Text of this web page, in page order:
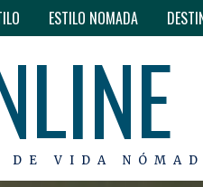
ESTILO NOMADA
VIDA